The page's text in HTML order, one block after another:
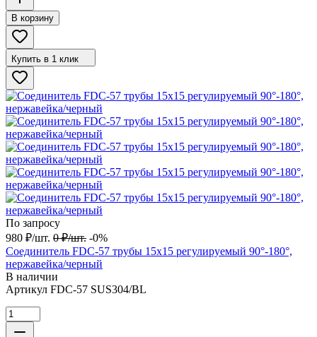
В корзину
Купить в 1 клик
По запросу
980 ₽/шт. 0 ₽/шт. -0%
Соединитель FDC-57 трубы 15х15 регулируемый 90°-180°,
нержавейка/черный
В наличии
Артикул FDC-57 SUS304/BL